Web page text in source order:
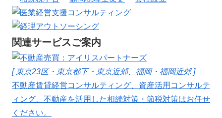
関連サービスご案内
[ 東京23区・東京都下・東京近郊、福岡・福岡近郊 ]
不動産賃貸経営コンサルティング、資産活用コンサルテ
ィング、不動産を活用した相続対策・節税対策はお任せ
ください。